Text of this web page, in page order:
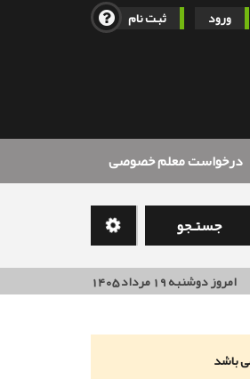
ورود ثبت نام
درخواست معلم خصوصی
جستـجو
امروز دوشنبه 19 مرداد 1405
باشد